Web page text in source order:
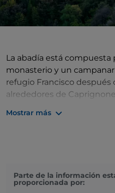
La abadía está compuesta
monasterio y un
refugio Francisco
alrededores de
Mostrar más
Parte de la información
proporcionada por: